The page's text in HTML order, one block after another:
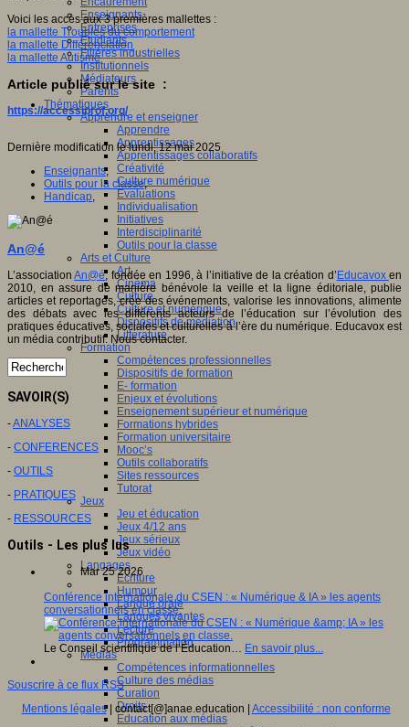
Enseignants
Entreprises
Etudiants
Filières industrielles
Institutionnels
Médiateurs
Parents
Thématiques
Apprendre et enseigner
Apprendre
Apprentissages
Apprentissages collaboratifs
Créativité
Culture numérique
Evaluations
Individualisation
Initiatives
Interdisciplinarité
Outils pour la classe
Arts et Culture
Art
Cinéma
Culture
Culture et numérique
Dispositifs de médiation
Littérature
Formation
Compétences professionnelles
Dispositifs de formation
E- formation
Enjeux et évolutions
Enseignement supérieur et numérique
Formations hybrides
Formation universitaire
Mooc’s
Outils collaboratifs
Sites ressources
Tutorat
Jeux
Jeu et éducation
Jeux 4/12 ans
Jeux sérieux
Jeux vidéo
Langages
Ecriture
Humour
Langue orale
Langues vivantes
Lecture
Programmation
Médias
Compétences informationnelles
Culture des médias
Curation
Droits
Education aux médias
Voici les accès aux 3 premières mallettes :
la mallette Troubles du comportement
la mallette Différenciation
la mallette Autisme
Article publié sur le site :
https://accessiprof.org/
Dernière modification le lundi, 12 mai 2025
Enseignants,
Outils pour la classe,
Handicap,
An@é
L’associationAn@é, fondée en 1996, à l’initiative de la création d’ Educavoxen
2010, en assure de manière bénévole la veille et la ligne éditoriale, publie
articles et reportages, crée des événements, valorise les innovations, alimente
des débats avec les différents acteurs de l’éducation sur l’évolution des
pratiques éducatives, sociales et culturelles à l’ère du numérique. Educavox est
un média contributif. Nous contacter.
SAVOIR(S)
-ANALYSES
- CONFERENCES
- OUTILS
- PRATIQUES
- RESSOURCES
Outils - Les plus lus
Mar 25 2026
Conférence internationale du CSEN : « Numérique & IA » les agents
conversationnels en classe.
Le Conseil scientifique de l’Éducation… En savoir plus...
Souscrire à ce flux RSS
Mentions légales| contact[@]anae.education | Accessibilité : non conforme